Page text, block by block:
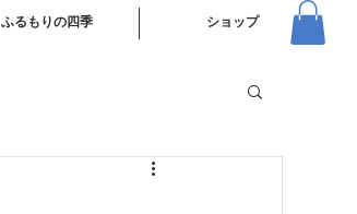
ふるもりの四季 ショップ